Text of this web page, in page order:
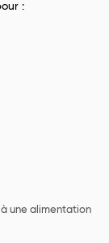
:
une alimentation